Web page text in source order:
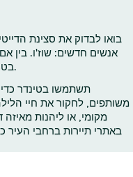
בואו לבדוק את סצינת
אנשים חדשים: שוז'ו. בין
בטינדר תמצאו מלא מקומיים שנמצאים באזור.
תשתמשו בטינדר
משותפים, לחקור את חיי
מקומי, או ליהנות
באתרי תיירות ברחבי העיר